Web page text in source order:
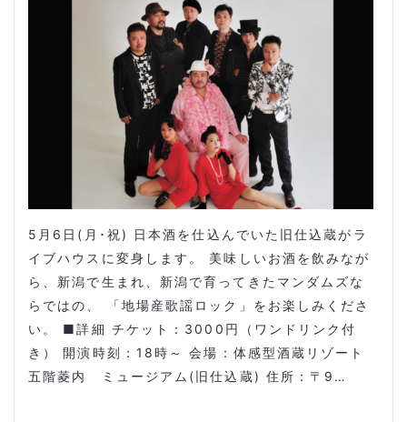
5月6日(月･祝) 日本酒を仕込んでいた旧仕込蔵がラ
イブハウスに変身します。 美味しいお酒を飲みなが
ら、新潟で生まれ、新潟で育ってきたマンダムズな
らではの、 「地場産歌謡ロック」をお楽しみくださ
い。 ■詳細 チケット：3000円（ワンドリンク付
き） 開演時刻：18時～ 会場：体感型酒蔵リゾート
五階菱内 ミュージアム(旧仕込蔵) 住所：〒9…